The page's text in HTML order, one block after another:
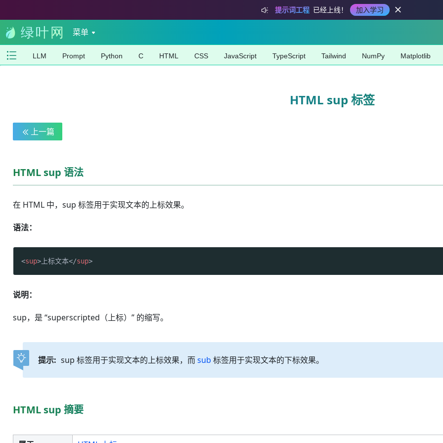
提示词工程 已经上线！ 加入学习
菜单
LLM Prompt Python C HTML CSS JavaScript TypeScript Tailwind NumPy Matplotlib
HTML sup 标签
上一篇
HTML sup 语法
在 HTML 中，sup 标签用于实现文本的上标效果。
语法：
<sup> 上标文本</sup>
说明：
sup，是 “superscripted（上标）” 的缩写。
提示: sup 标签用于实现文本的上标效果，而sub 标签用于实现文本的下标效果。
HTML sup 摘要